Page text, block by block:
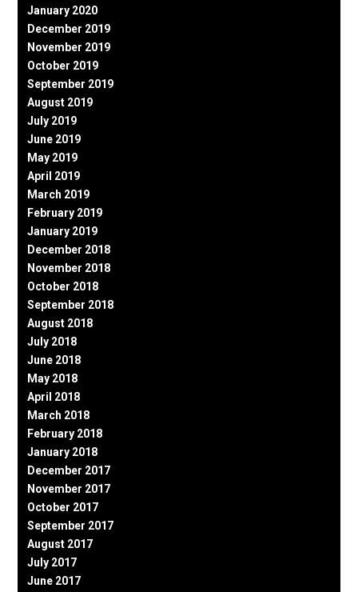
January 2020
December 2019
November 2019
October 2019
September 2019
August 2019
July 2019
June 2019
May 2019
April 2019
March 2019
February 2019
January 2019
December 2018
November 2018
October 2018
September 2018
August 2018
July 2018
June 2018
May 2018
April 2018
March 2018
February 2018
January 2018
December 2017
November 2017
October 2017
September 2017
August 2017
July 2017
June 2017